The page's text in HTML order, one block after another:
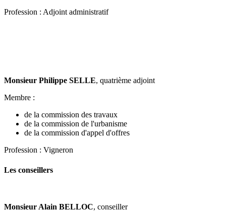
Profession : Adjoint administratif
Monsieur Philippe SELLE, quatrième adjoint
Membre :
de la commission des travaux
de la commission de l'urbanisme
de la commission d'appel d'offres
Profession : Vigneron
Les conseillers
Monsieur Alain BELLOC, conseiller